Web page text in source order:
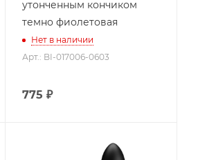
утонченным кончиком
темно фиолетовая
Нет в наличии
Арт.: BI-017006-0603
775 ₽